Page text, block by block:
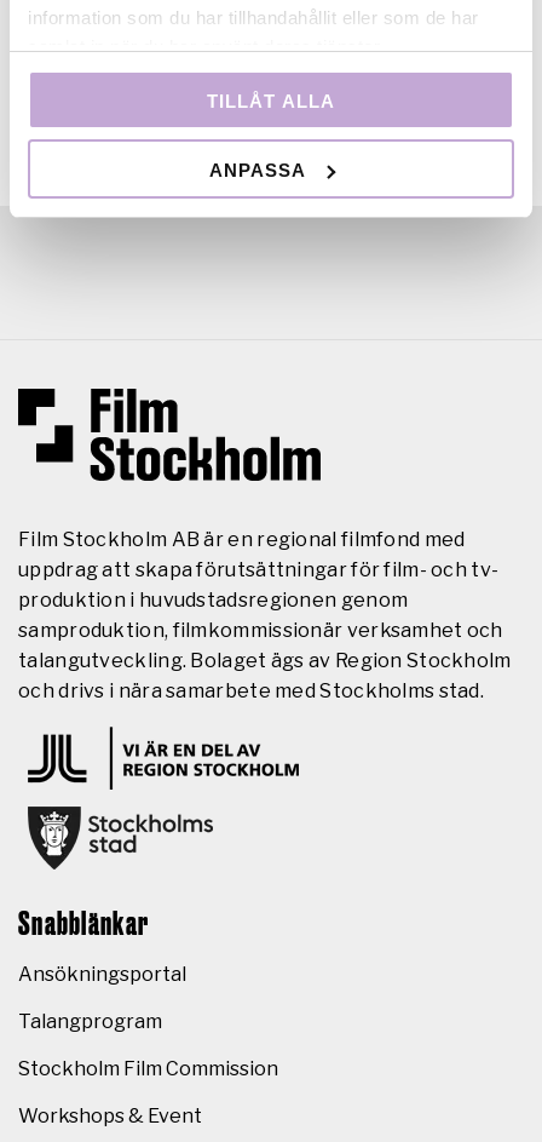
information som du har tillhandahållit eller som de har
samlat in när du har använt deras tjänster.
TILLÅT ALLA
ANPASSA
Film Stockholm AB är en regional filmfond med
uppdrag att skapa förutsättningar för film- och tv-
produktion i huvudstadsregionen genom
samproduktion, filmkommissionär verksamhet och
talangutveckling. Bolaget ägs av Region Stockholm
och drivs i nära samarbete med Stockholms stad.
Snabblänkar
Ansökningsportal
Talangprogram
Stockholm Film Commission
Workshops & Event